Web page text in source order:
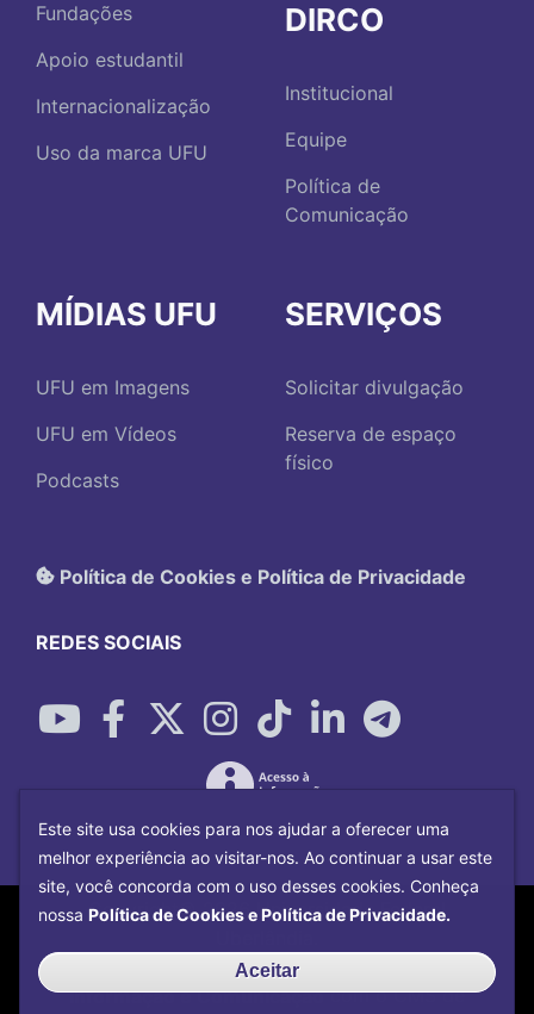
Fundações
Apoio estudantil
Internacionalização
Uso da marca UFU
DIRCO
Institucional
Equipe
Política de
Comunicação
MÍDIAS UFU
UFU em Imagens
UFU em Vídeos
Podcasts
SERVIÇOS
Solicitar divulgação
Reserva de espaço
físico
Política de Cookies e Política de Privacidade
REDES SOCIAIS
Copyright©2026Universidade Federal
Centro de Tecnologia da
Informação e Comunicaçãocom o CMS de
Este site usa cookies para nos ajudar a oferecer uma
melhor experiência ao visitar-nos. Ao continuar a usar este
site, você concorda com o uso desses cookies. Conheça
nossa Política de Cookies e Política de Privacidade.
Aceitar